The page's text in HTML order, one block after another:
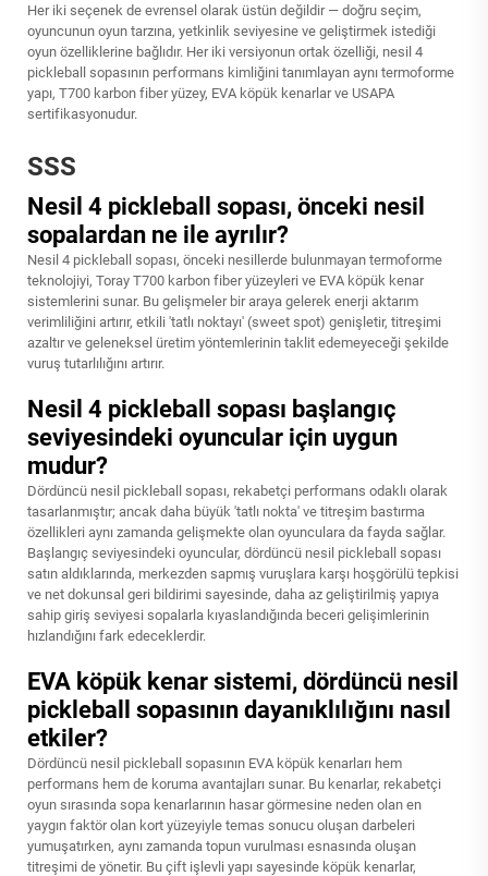
Her iki seçenek de evrensel olarak üstün değildir — doğru seçim,
oyuncunun oyun tarzına, yetkinlik seviyesine ve geliştirmek istediği
oyun özelliklerine bağlıdır. Her iki versiyonun ortak özelliği, nesil 4
pickleball sopasının performans kimliğini tanımlayan aynı termoforme
yapı, T700 karbon fiber yüzey, EVA köpük kenarlar ve USAPA
sertifikasyonudur.
SSS
Nesil 4 pickleball sopası, önceki nesil
sopalardan ne ile ayrılır?
Nesil 4 pickleball sopası, önceki nesillerde bulunmayan termoforme
teknolojiyi, Toray T700 karbon fiber yüzeyleri ve EVA köpük kenar
sistemlerini sunar. Bu gelişmeler bir araya gelerek enerji aktarım
verimliliğini artırır, etkili 'tatlı noktayı' (sweet spot) genişletir, titreşimi
azaltır ve geleneksel üretim yöntemlerinin taklit edemeyeceği şekilde
vuruş tutarlılığını artırır.
Nesil 4 pickleball sopası başlangıç
seviyesindeki oyuncular için uygun
mudur?
Dördüncü nesil pickleball sopası, rekabetçi performans odaklı olarak
tasarlanmıştır; ancak daha büyük 'tatlı nokta' ve titreşim bastırma
özellikleri aynı zamanda gelişmekte olan oyunculara da fayda sağlar.
Başlangıç seviyesindeki oyuncular, dördüncü nesil pickleball sopası
satın aldıklarında, merkezden sapmış vuruşlara karşı hoşgörülü tepkisi
ve net dokunsal geri bildirimi sayesinde, daha az geliştirilmiş yapıya
sahip giriş seviyesi sopalarla kıyaslandığında beceri gelişimlerinin
hızlandığını fark edeceklerdir.
EVA köpük kenar sistemi, dördüncü nesil
pickleball sopasının dayanıklılığını nasıl
etkiler?
Dördüncü nesil pickleball sopasının EVA köpük kenarları hem
performans hem de koruma avantajları sunar. Bu kenarlar, rekabetçi
oyun sırasında sopa kenarlarının hasar görmesine neden olan en
yaygın faktör olan kort yüzeyiyle temas sonucu oluşan darbeleri
yumuşatırken, aynı zamanda topun vurulması esnasında oluşan
titreşimi de yönetir. Bu çift işlevli yapı sayesinde köpük kenarlar,